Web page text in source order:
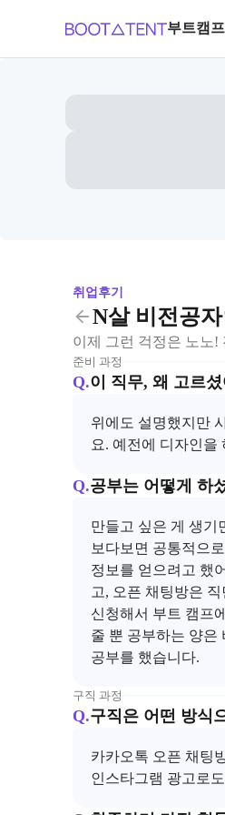
부트캠프
취업후기
N살 비전공
이제 그런 걱정은 노노!
준비 과정
Q.이 직무, 왜 고르셨
위에도 설명했지만
요. 예전에 디자인을
Q.공부는 어떻게 하
만들고 싶은 게 생기
보다보면 공통적으
정보를 얻으려고 했
고, 오픈 채팅방은
신청해서 부트 캠프
줄 뿐 공부하는 양은
공부를 했습니다.
구직 과정
Q.구직은 어떤 방식
카카오톡 오픈 채팅
인스타그램 광고로